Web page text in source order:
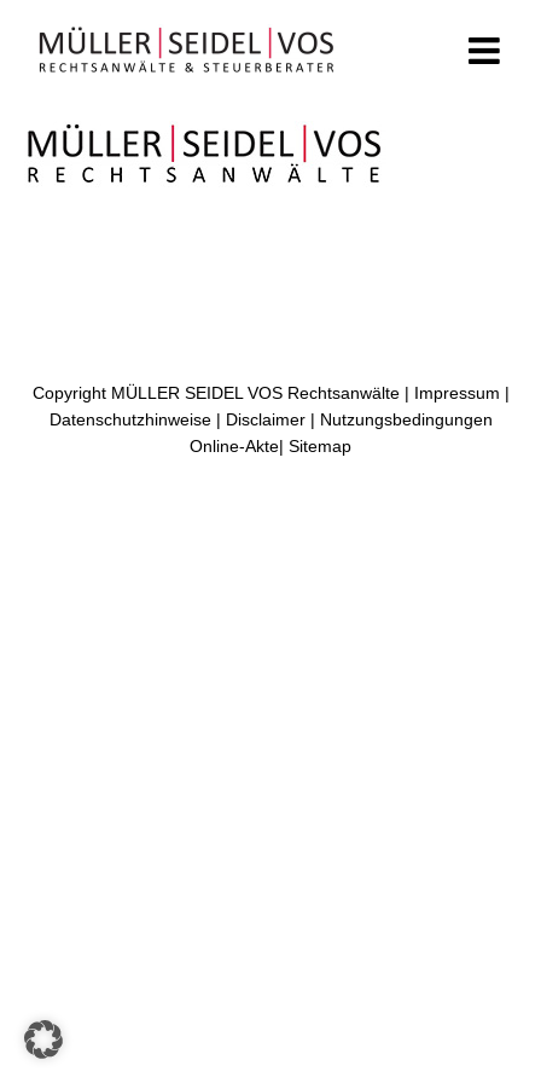
springen
Copyright MÜLLER SEIDEL VOS Rechtsanwälte | Impressum |
Datenschutzhinweise| Disclaimer| Nutzungsbedingungen
Online-Akte| Sitemap